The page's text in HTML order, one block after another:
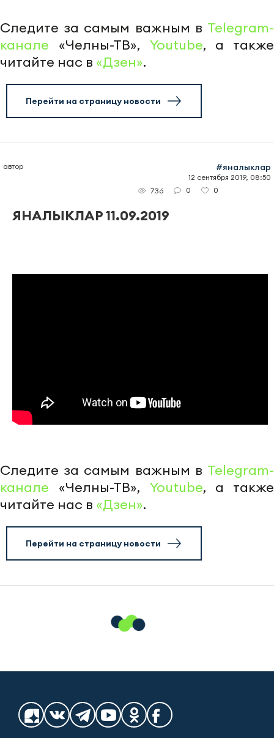
Следите за самым важным в Telegram-
канале «Челны-ТВ», Youtube, а также
читайте нас в «Дзен».
Перейти на страницу новости
автор #яналыклар
12 сентября 2019, 08:50
736
0 0
ЯНАЛЫКЛАР 11.09.2019
Следите за самым важным в Telegram-
канале «Челны-ТВ», Youtube, а также
читайте нас в «Дзен».
Перейти на страницу новости